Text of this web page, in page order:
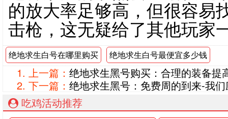
的放大率足够高，但很容易
击枪，这无疑给了其他玩家
绝地求生白号在哪里购买 绝地求生白号最便宜多少钱
上一篇： 绝地求生黑号购买：合理的装备提
下一篇： 绝地求生黑号：免费周的到来-我
吃鸡活动推荐